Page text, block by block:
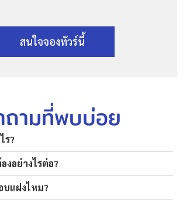
สนใจจองทัวร์นี้
ถามที่พบบ่อย
ร?
งอย่างไรต่อ?
บแฝงไหม?